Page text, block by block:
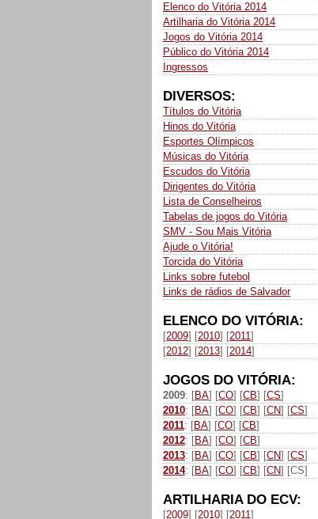
Elenco do Vitória 2014
Artilharia do Vitória 2014
Jogos do Vitória 2014
Público do Vitória 2014
Ingressos
DIVERSOS:
Títulos do Vitória
Hinos do Vitória
Esportes Olímpicos
Músicas do Vitória
Escudos do Vitória
Dirigentes do Vitória
Lista de Conselheiros
Tabelas de jogos do Vitória
SMV - Sou Mais Vitória
Ajude o Vitória!
Torcida do Vitória
Links sobre futebol
Links de rádios de Salvador
ELENCO DO VITÓRIA:
[2009] [2010] [2011]
[2012] [2013] [2014]
JOGOS DO VITÓRIA:
2009: [BA] [CO] [CB] [CS]
2010: [BA] [CO] [CB] [CN] [CS]
2011: [BA] [CO] [CB]
2012: [BA] [CO] [CB]
2013: [BA] [CO] [CB] [CN] [CS]
2014: [BA] [CO] [CB] [CN] [CS]
ARTILHARIA DO ECV:
[2009] [2010] [2011]